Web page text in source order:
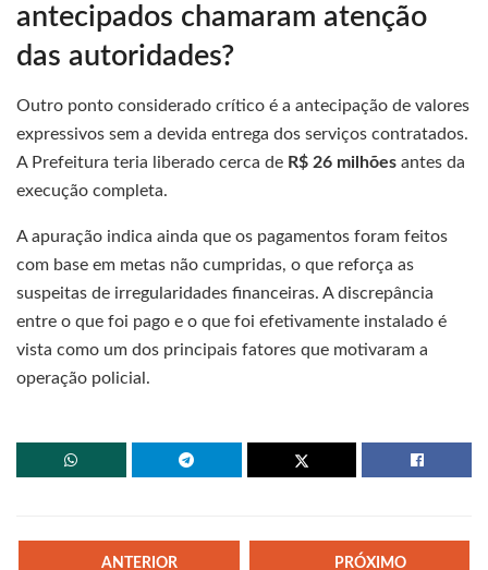
antecipados chamaram atenção
das autoridades?
Outro ponto considerado crítico é a antecipação de valores
expressivos sem a devida entrega dos serviços contratados.
A Prefeitura teria liberado cerca de R$ 26 milhões antes da
execução completa.
A apuração indica ainda que os pagamentos foram feitos
com base em metas não cumpridas, o que reforça as
suspeitas de irregularidades financeiras. A discrepância
entre o que foi pago e o que foi efetivamente instalado é
vista como um dos principais fatores que motivaram a
operação policial.
ANTERIOR PRÓXIMO